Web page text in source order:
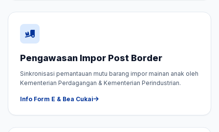
Pengawasan Impor Post Border
Sinkronisasi pemantauan mutu barang impor mainan anak oleh
Kementerian Perdagangan & Kementerian Perindustrian.
Info Form E & Bea Cukai